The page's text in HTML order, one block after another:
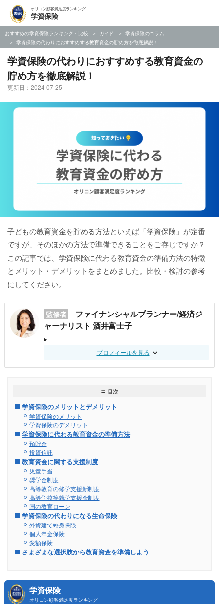
オリコン顧客満足度ランキング
学資保険
おすすめの学資保険ランキング・比較 ガイド
学資保険のコラム
学資保険の代わりにおすすめする教育資金の貯め方を徹底解説！
学資保険の代わりにおすすめする教育資金の
貯め方を徹底解説！
更新日：2024-07-25
子どもの教育資金を貯める方法といえば「学資保険」が定番
ですが、そのほかの方法で準備できることをご存じですか？
この記事では、学資保険に代わる教育資金の準備方法の特徴
とメリット・デメリットをまとめました。比較・検討の参考
にしてください。
監修者
ファイナンシャルプランナー/経済ジ
ャーナリスト 酒井富士子
プロフィールを見る
目次
学資保険のメリットとデメリット
学資保険のメリット
学資保険のデメリット
学資保険に代わる教育資金の準備方法
預貯金
投資信託
教育資金に関する支援制度
児童手当
奨学金制度
高等教育の修学支援新制度
高等学校等就学支援金制度
国の教育ローン
学資保険の代わりになる生命保険
外貨建て終身保険
個人年金保険
変額保険
さまざまな選択肢から教育資金を準備しよう
学資保険
オリコン顧客満足度ランキング